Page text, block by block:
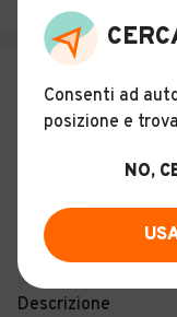
17
Usato
Benzina - Euro 5
Descrizione
Consenti ad
posizione e trova
NO,